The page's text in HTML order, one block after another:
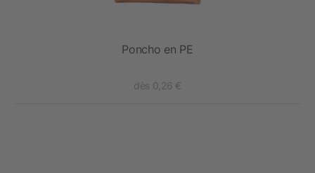
Poncho en PE
dès 0,26 €